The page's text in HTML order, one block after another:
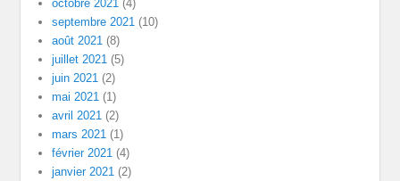
octobre 2021 (4)
septembre 2021 (10)
août 2021 (8)
juillet 2021 (5)
juin 2021 (2)
mai 2021 (1)
avril 2021 (2)
mars 2021 (1)
février 2021 (4)
janvier 2021 (2)